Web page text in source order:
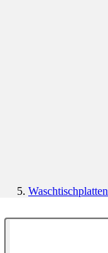
Waschtischplatten